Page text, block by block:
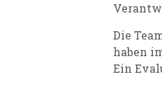
Die
haben
Ein